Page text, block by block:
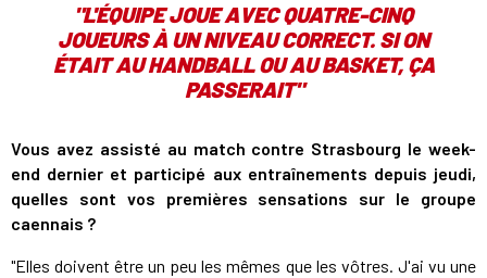
"L'ÉQUIPE JOUE AVEC QUATRE-CINQ
JOUEURS À UN NIVEAU CORRECT. SI ON
ÉTAIT AU HANDBALL OU AU BASKET, ÇA
PASSERAIT"
Vous avez assisté au match contre Strasbourg le week-
end dernier et participé aux entraînements depuis jeudi,
quelles sont vos premières sensations sur le groupe
caennais ?
"Elles doivent être un peu les mêmes que les vôtres. J'ai vu une